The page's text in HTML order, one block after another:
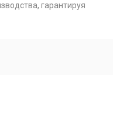
гарантируя